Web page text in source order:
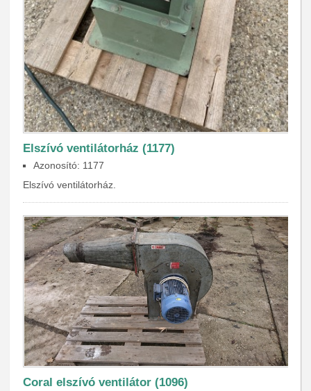
Elszívó ventilátorház (1177)
Azonosító: 1177
Elszívó ventilátorház.
Coral elszívó ventilátor (1096)